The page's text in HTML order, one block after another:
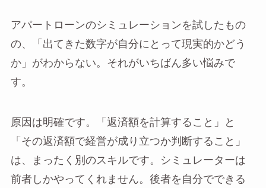
アパートローンのシミュレーションを試したもの
の、「出てきた数字が自分にとって現実的かどう
か」がわからない。それがいちばん多い悩みで
す。
原因は明確です。「返済額を計算すること」と
「その返済額で経営が成り立つか判断すること」
は、まったく別のスキルです。シミュレーターは
前者しかやってくれません。後者を自分でできる